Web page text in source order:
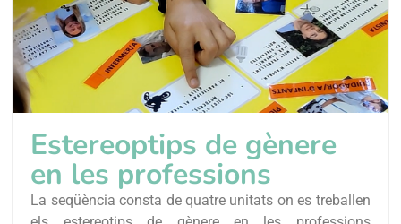
Estereoptips de gènere
en les professions
La seqüència consta de quatre unitats on es treballen